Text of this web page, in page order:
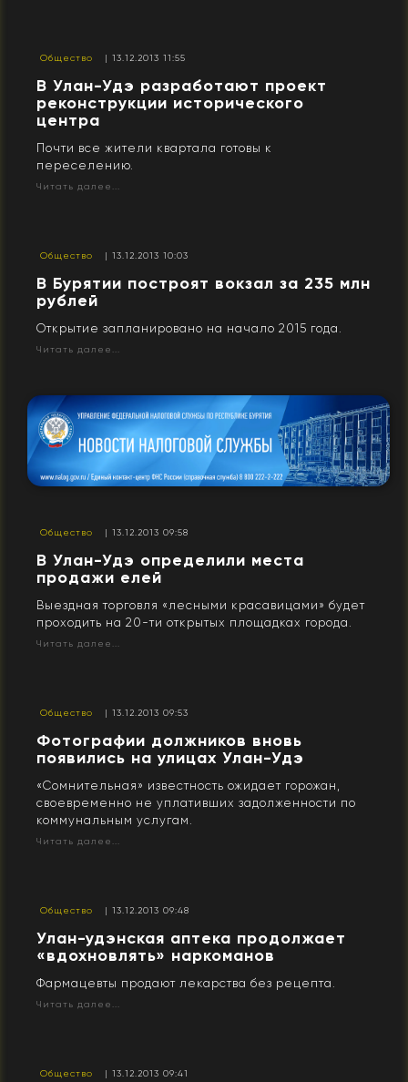
Общество | 13.12.2013 11:55
В Улан-Удэ разработают проект
реконструкции исторического
центра
Почти все жители квартала готовы к
переселению.
Читать далее...
Общество | 13.12.2013 10:03
В Бурятии построят вокзал за 235 млн
рублей
Открытие запланировано на начало 2015 года.
Читать далее...
Общество | 13.12.2013 09:58
В Улан-Удэ определили места
продажи елей
Выездная торговля «лесными красавицами» будет
проходить на 20-ти открытых площадках города.
Читать далее...
Общество | 13.12.2013 09:53
Фотографии должников вновь
появились на улицах Улан-Удэ
«Сомнительная» известность ожидает горожан,
своевременно не уплативших задолженности по
коммунальным услугам.
Читать далее...
Общество | 13.12.2013 09:48
Улан-удэнская аптека продолжает
«вдохновлять» наркоманов
Фармацевты продают лекарства без рецепта.
Читать далее...
Общество | 13.12.2013 09:41